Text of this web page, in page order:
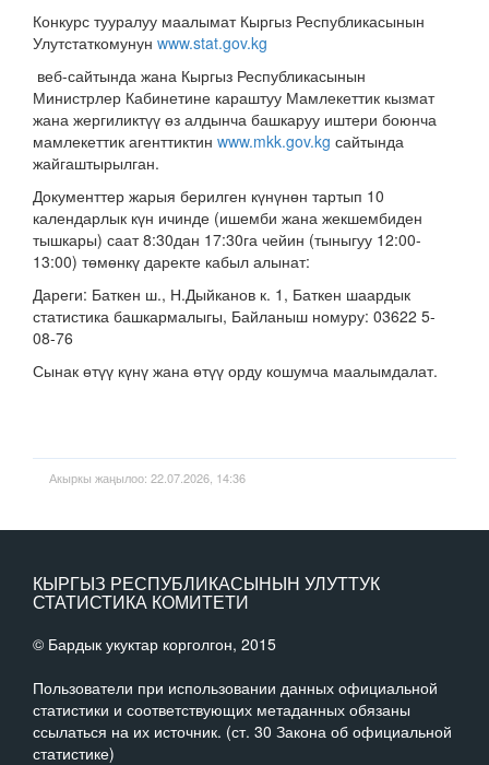
Конкурс тууралуу маалымат Кыргыз Республикасынын
Улутстаткомунун www.stat.gov.kg
веб-сайтында жана Кыргыз Республикасынын
Министрлер Кабинетине караштуу Мамлекеттик кызмат
жана жергиликтүү өз алдынча башкаруу иштери боюнча
мамлекеттик агенттиктин www.mkk.gov.kg сайтында
жайгаштырылган.
Документтер жарыя берилген күнүнөн тартып 10
календарлык күн ичинде (ишемби жана жекшембиден
тышкары) саат 8:30дан 17:30га чейин (тыныгуу 12:00-
13:00) төмөнкү даректе кабыл алынат:
Дареги: Баткен ш., Н.Дыйканов к. 1, Баткен шаардык
статистика башкармалыгы, Байланыш номуру: 03622 5-
08-76
Сынак өтүү күнү жана өтүү орду кошумча маалымдалат.
Акыркы жаңылоо: 22.07.2026, 14:36
КЫРГЫЗ РЕСПУБЛИКАСЫНЫН УЛУТТУК
СТАТИСТИКА КОМИТЕТИ
© Бардык укуктар корголгон, 2015
Пользователи при использовании данных официальной
статистики и соответствующих метаданных обязаны
ссылаться на их источник. (ст. 30 Закона об официальной
статистике)